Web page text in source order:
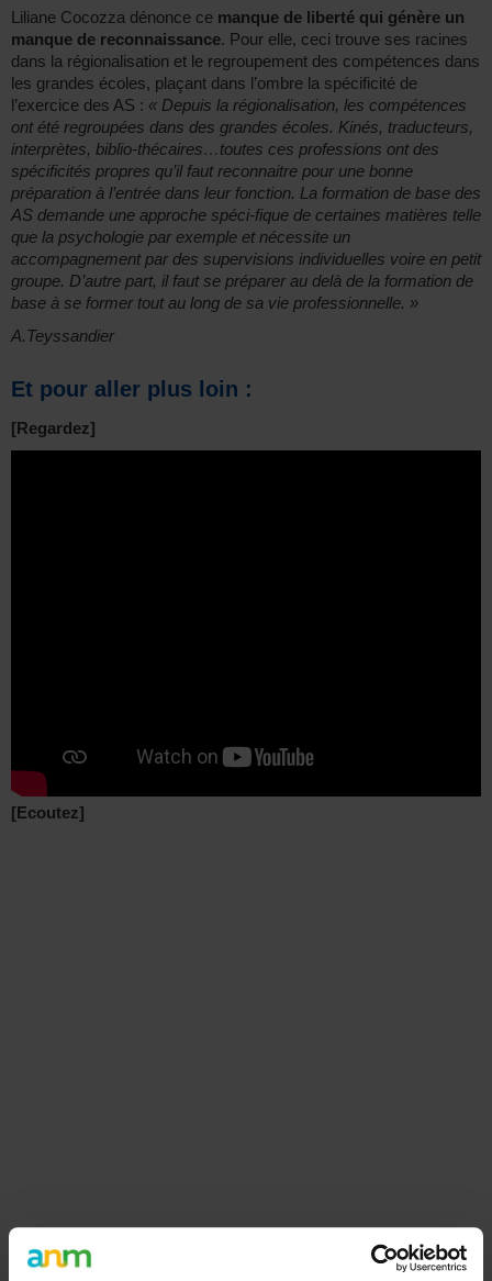
Liliane Cocozza dénonce ce manque de liberté qui génère un
manque de reconnaissance. Pour elle, ceci trouve ses racines
dans la régionalisation et le regroupement des compétences dans
les grandes écoles, plaçant dans l’ombre la spécificité de
l’exercice des AS : « Depuis la régionalisation, les compétences
ont été regroupées dans des grandes écoles. Kinés, traducteurs,
interprètes, biblio-thécaires…toutes ces professions ont des
spécificités propres qu’il faut reconnaitre pour une bonne
préparation à l’entrée dans leur fonction. La formation de base des
AS demande une approche spéci-fique de certaines matières telle
que la psychologie par exemple et nécessite un
accompagnement par des supervisions individuelles voire en petit
groupe. D’autre part, il faut se préparer au delà de la formation de
base à se former tout au long de sa vie professionnelle. »
A.Teyssandier
Et pour aller plus loin :
[Regardez]
[Ecoutez]